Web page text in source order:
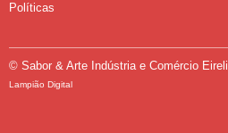
Políticas
© Sabor & Arte Indústria e Comércio Eireli
Lampião Digital